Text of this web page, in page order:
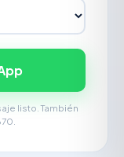
listo. También